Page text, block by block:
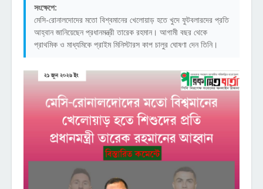
সংক্ষেপে:
মেসি-রোনালদোদের মতো বিশ্বমানের খেলোয়াড় হতে খুদে ফুটবলারদের প্রতি
আহ্বান জানিয়েছেন প্রধানমন্ত্রী তারেক রহমান। আগামী বছর থেকে
প্রাথমিক ও মাধ্যমিকে প্রাইম মিনিস্টারস কাপ চালুর ঘোষণা দেন তিনি।